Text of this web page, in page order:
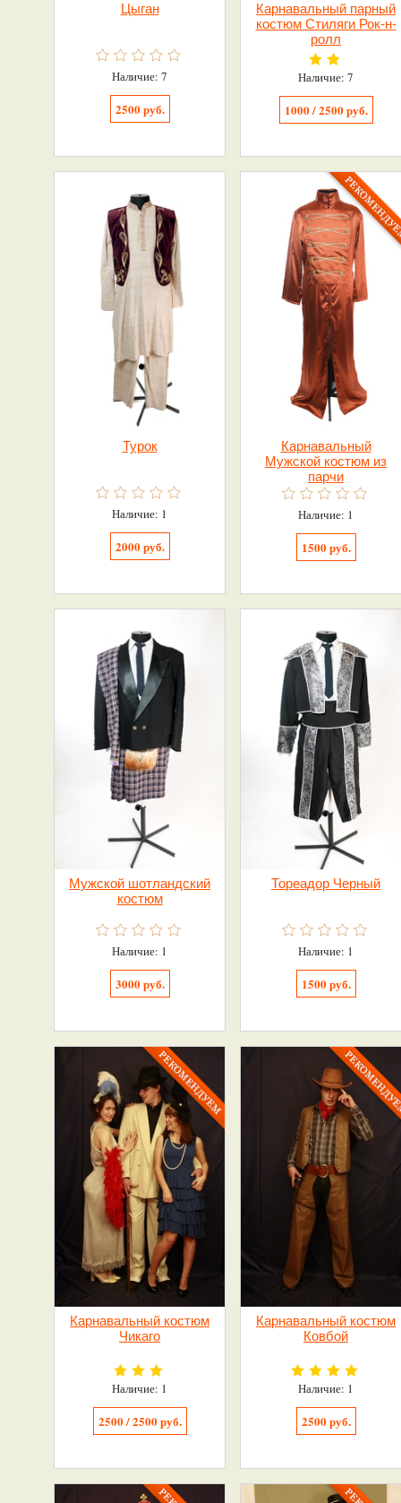
Цыган
Наличие: 7
2500 руб.
Карнавальный парный
костюм Стиляги Рок-н-
ролл
Наличие: 7
1000 / 2500 руб.
Турок
Наличие: 1
2000 руб.
Карнавальный
Мужской костюм из
парчи
Наличие: 1
1500 руб.
Мужской шотландский
костюм
Наличие: 1
3000 руб.
Тореадор Черный
Наличие: 1
1500 руб.
Карнавальный костюм
Чикаго
Наличие: 1
2500 / 2500 руб.
Карнавальный костюм
Ковбой
Наличие: 1
2500 руб.